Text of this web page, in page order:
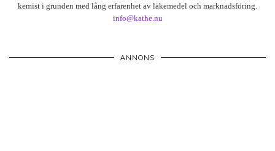
kemist i grunden med lång erfarenhet av läkemedel och marknadsföring.
info@kathe.nu
ANNONS